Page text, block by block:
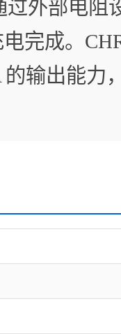
外部电阻
完成。
输出能力